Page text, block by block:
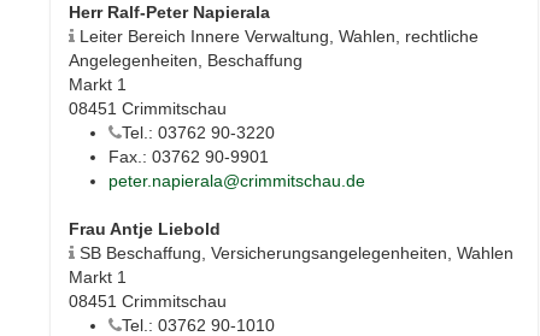
Herr Ralf-Peter Napierala
Leiter Bereich Innere Verwaltung, Wahlen, rechtliche
Angelegenheiten, Beschaffung
Markt 1
08451 Crimmitschau
Tel.: 03762 90-3220
Fax.: 03762 90-9901
peter.napierala@crimmitschau.de
Frau Antje Liebold
SB Beschaffung, Versicherungsangelegenheiten, Wahlen
Markt 1
08451 Crimmitschau
Tel.: 03762 90-1010